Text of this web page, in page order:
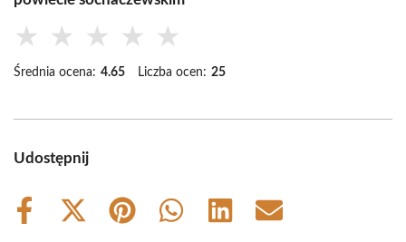
★ ★ ★ ★ ★
Średnia ocena: 4.65 Liczba ocen: 25
Udostępnij
Share
Share
Share
Share
Share
Share